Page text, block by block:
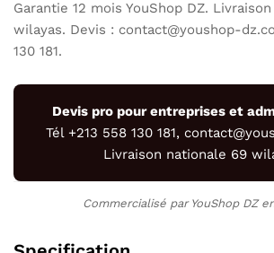
Garantie 12 mois YouShop DZ.
wilayas. Devis : contact@youshop-
130 181.
Devis pro pour entreprises et
Tél +213 558 130 181,
Livraison nationale 69
Commercialisé par YouShop DZ